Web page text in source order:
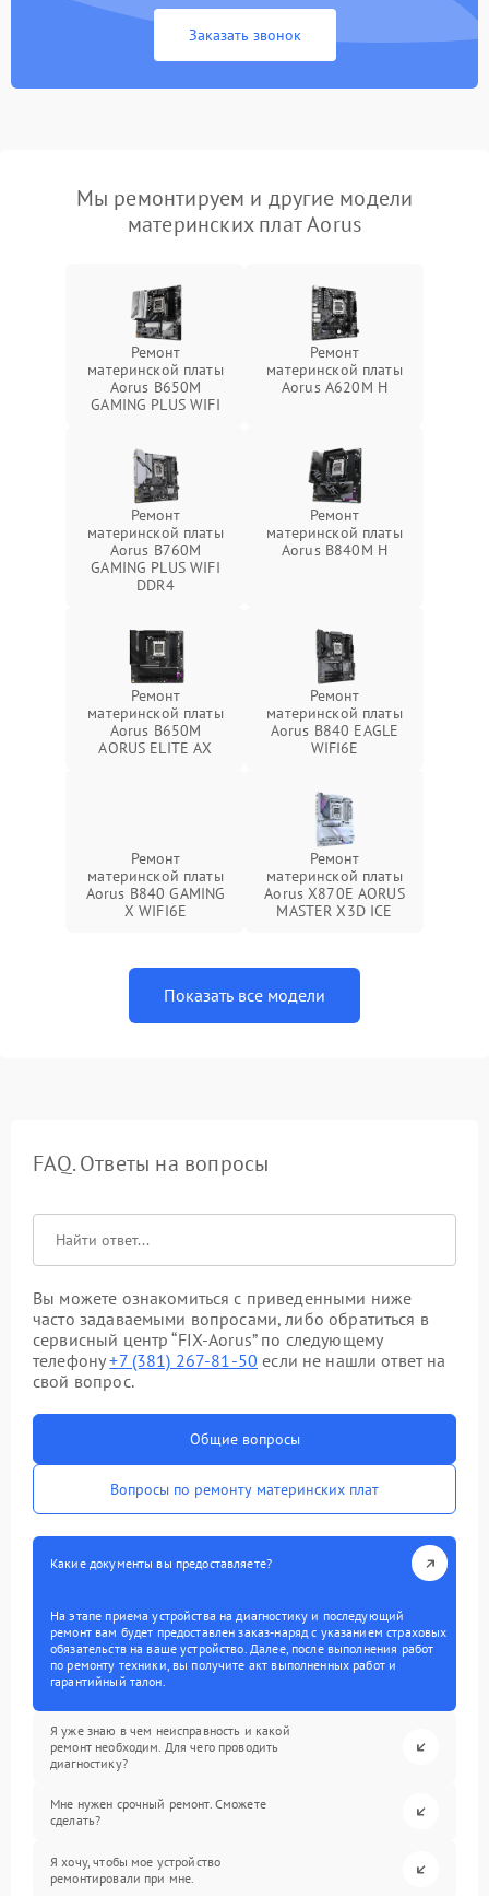
Заказать звонок
Мы ремонтируем и другие модели
материнских плат Aorus
Ремонт
материнской платы
Aorus B650M
GAMING PLUS WIFI
Ремонт
материнской платы
Aorus A620M H
Ремонт
материнской платы
Aorus B760M
GAMING PLUS WIFI
DDR4
Ремонт
материнской платы
Aorus B840M H
Ремонт
материнской платы
Aorus B650M
AORUS ELITE AX
Ремонт
материнской платы
Aorus B840 EAGLE
WIFI6E
Ремонт
материнской платы
Aorus B840 GAMING
X WIFI6E
Ремонт
материнской платы
Aorus X870E AORUS
MASTER X3D ICE
Показать все модели
FAQ. Ответы на вопросы
Вы можете ознакомиться с приведенными ниже
часто задаваемыми вопросами, либо обратиться в
сервисный центр “FIX-Aorus” по следующему
телефону+7 (381) 267-81-50 если не нашли ответ на
свой вопрос.
Общие вопросы
Вопросы по ремонту материнских плат
Какие документы вы предоставляете?
На этапе приема устройства на диагностику и последующий
ремонт вам будет предоставлен заказ-наряд с указанием страховых
обязательств на ваше устройство. Далее, после выполнения работ
по ремонту техники, вы получите акт выполненных работ и
гарантийный талон.
Я уже знаю в чем неисправность и какой
ремонт необходим. Для чего проводить
диагностику?
Мне нужен срочный ремонт. Сможете
сделать?
Я хочу, чтобы мое устройство
ремонтировали при мне.